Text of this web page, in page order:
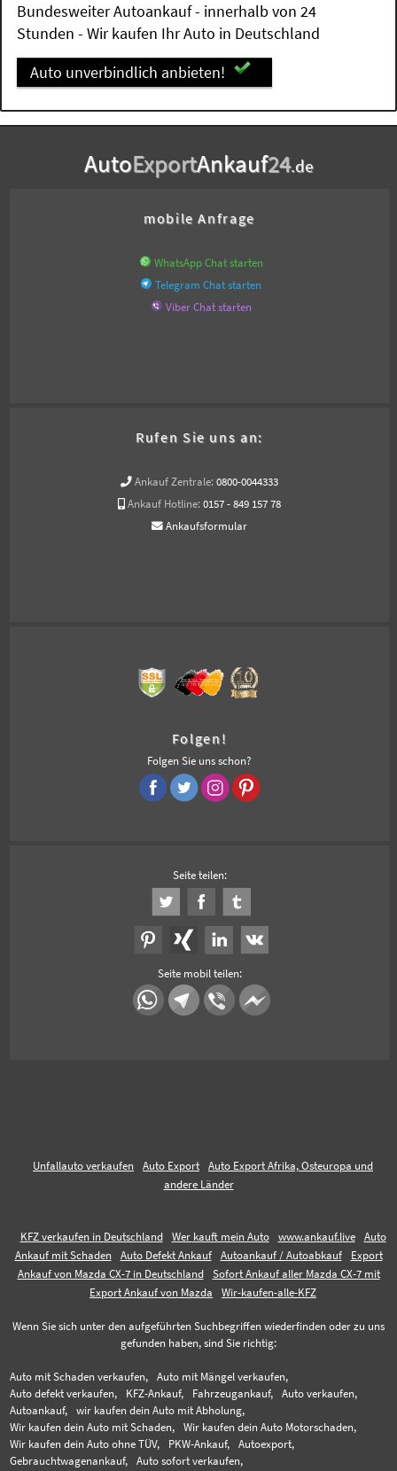
Bundesweiter Autoankauf - innerhalb von 24
Stunden - Wir kaufen Ihr Auto in Deutschland
Auto unverbindlich anbieten!
AutoExportAnkauf24.de
mobile Anfrage
WhatsApp Chat starten
Telegram Chat starten
Viber Chat starten
Rufen Sie uns an:
Ankauf Zentrale: 0800-0044333
Ankauf Hotline: 0157 - 849 157 78
Ankaufsformular
Folgen!
Folgen Sie uns schon?
Seite teilen:
Seite mobil teilen:
Unfallauto verkaufen Auto Export
Auto Export Afrika, Osteuropa und
andere Länder
KFZ verkaufen in Deutschland Wer kauft mein Auto www.ankauf.live
Auto
Ankauf mit Schaden
Auto Defekt Ankauf Autoankauf / Autoabkauf
Export
Ankauf von Mazda CX-7 in Deutschland
Sofort Ankauf aller Mazda CX-7 mit
Export Ankauf von Mazda
Wir-kaufen-alle-KFZ
Wenn Sie sich unter den aufgeführten Suchbegriffen wiederfinden oder zu uns
gefunden haben, sind Sie richtig:
Auto mit Schaden verkaufen,
Auto mit Mängel verkaufen,
Auto defekt verkaufen,
KFZ-Ankauf, Fahrzeugankauf,
Auto verkaufen,
Autoankauf,
wir kaufen dein Auto mit Abholung,
Wir kaufen dein Auto mit Schaden,
Wir kaufen dein Auto Motorschaden,
Wir kaufen dein Auto ohne TÜV,
PKW-Ankauf,
Autoexport,
Gebrauchtwagenankauf,
Auto sofort verkaufen,